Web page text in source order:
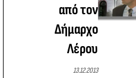
από τον
Δήμαρχο
Λέρου
13.12.2013